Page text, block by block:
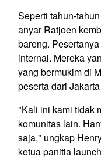
Seperti tahun-
anyar Ratjoen
bareng.
internal. Mereka
yang bermukim di
peserta dari
"Kali ini kami tidak
komunitas lain.
saja," ungkap
ketua panitia